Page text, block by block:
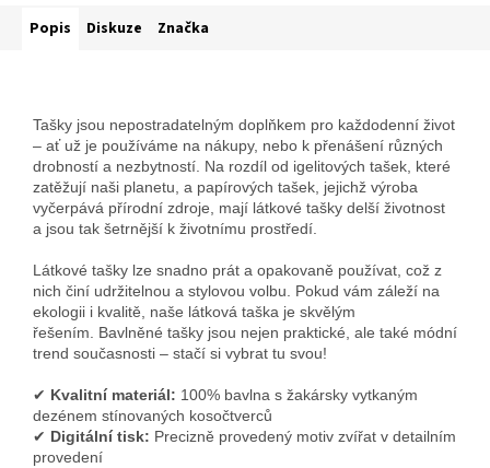
Popis Diskuze Značka
Tašky jsou nepostradatelným doplňkem pro každodenní život
– ať už je používáme na nákupy, nebo k přenášení různých
drobností a nezbytností. Na rozdíl od igelitových tašek, které
zatěžují naši planetu, a papírových tašek, jejichž výroba
vyčerpává přírodní zdroje, mají látkové tašky delší životnost
a jsou tak šetrnější k životnímu prostředí.
Látkové tašky lze snadno prát a opakovaně používat, což z
nich činí udržitelnou a stylovou volbu. Pokud vám záleží na
ekologii i kvalitě, naše látková taška je skvělým
řešením. Bavlněné tašky jsou nejen praktické, ale také módní
trend současnosti – stačí si vybrat tu svou!
✔ Kvalitní materiál: 100% bavlna s žakársky vytkaným
dezénem stínovaných kosočtverců
✔ Digitální tisk: Precizně provedený motiv zvířat v detailním
provedení